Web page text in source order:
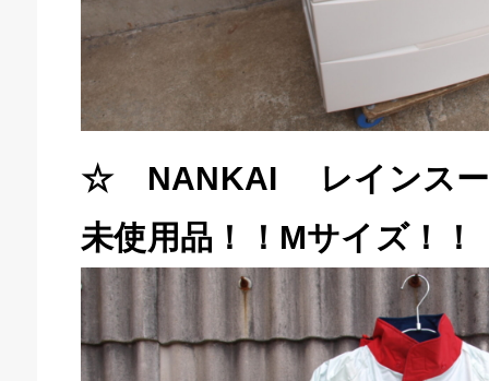
☆ NANKAI レインス
未使用品！！Mサイズ！！
生活館 豊橋東脇本店